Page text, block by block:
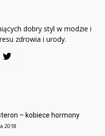
dobry styl w modzie i
zdrowia i urody.
– kobiece hormony
2018